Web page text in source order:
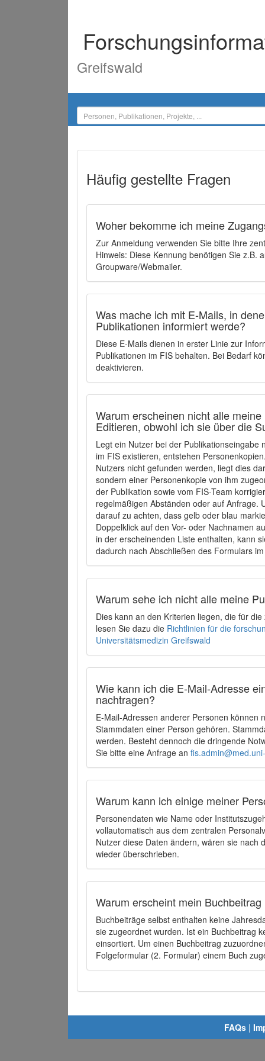
Greifswald
Häufig gestellte Fragen
Woher bekomme ich meine
Zur Anmeldung verwenden Sie bitte Ihre
Hinweis: Diese Kennung benötigen Sie z.B.
Groupware/Webmailer.
Was mache ich mit E-Mails, in
Publikationen informiert werde?
Diese E-Mails dienen in erster Linie zur
Publikationen im FIS behalten. Bei Bedarf
deaktivieren.
Warum erscheinen nicht alle
Editieren, obwohl ich sie über die
Legt ein Nutzer bei der
im FIS existieren, entstehen
Nutzers nicht gefunden werden, liegt dies
sondern einer Personenkopie von ihm
der Publikation sowie vom FIS-Team
regelmäßigen Abständen oder auf Anfrage.
darauf zu achten, dass gelb oder blau
Doppelklick auf den Vor- oder Nachnamen
in der erscheinenden Liste enthalten, kann
dadurch nach Abschließen des Formulars
Warum sehe ich nicht alle meine
Dies kann an den Kriterien liegen, die für
lesen Sie dazu die Richtlinien für die
Universitätsmedizin Greifswald
Wie kann ich die E-Mail-Adresse
nachtragen?
E-Mail-Adressen anderer Personen können
Stammdaten einer Person gehören.
werden. Besteht dennoch die dringende
Sie bitte eine Anfrage an
Warum kann ich einige meiner
Personendaten wie Name oder
vollautomatisch aus dem zentralen
Nutzer diese Daten ändern, wären sie
wieder überschrieben.
Warum erscheint mein
Buchbeiträge selbst enthalten keine
sie zugeordnet wurden. Ist ein Buchbeitrag
einsortiert. Um einen Buchbeitrag
Folgeformular (2. Formular) einem Buch
FAQs |